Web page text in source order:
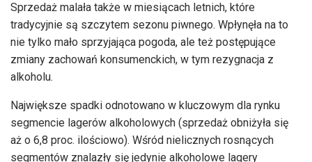
Sprzedaż malała także w miesiącach letnich, które
tradycyjnie są szczytem sezonu piwnego. Wpłynęła na to
nie tylko mało sprzyjająca pogoda, ale też postępujące
zmiany zachowań konsumenckich, w tym rezygnacja z
alkoholu.
Największe spadki odnotowano w kluczowym dla rynku
segmencie lagerów alkoholowych (sprzedaż obniżyła się
aż o 6,8 proc. ilościowo). Wśród nielicznych rosnących
segmentów znalazły się jedynie alkoholowe lagery